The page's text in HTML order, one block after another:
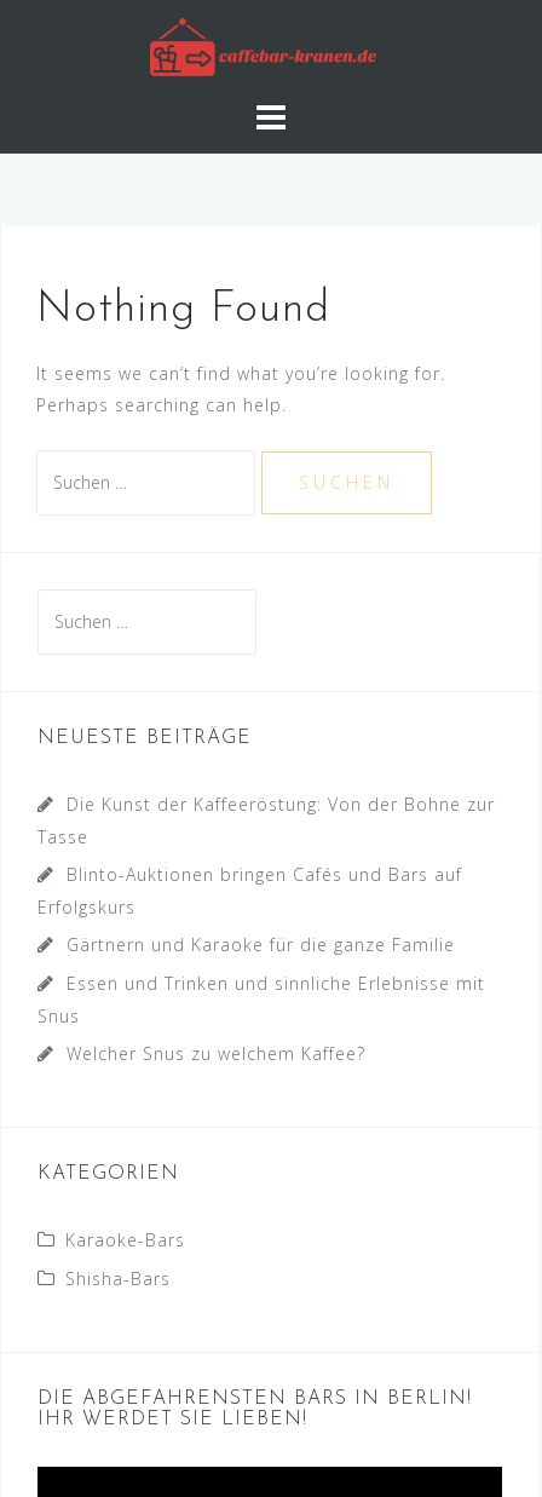
Nothing Found
It seems we can’t find what you’re looking for.
Perhaps searching can help.
nach:
nach:
NEUESTE BEITRÄGE
Die Kunst der Kaffeeröstung: Von der Bohne zur
Tasse
Blinto-Auktionen bringen Cafés und Bars auf
Erfolgskurs
Gärtnern und Karaoke für die ganze Familie
Essen und Trinken und sinnliche Erlebnisse mit
Snus
Welcher Snus zu welchem Kaffee?
KATEGORIEN
Karaoke-Bars
Shisha-Bars
DIE ABGEFAHRENSTEN BARS IN BERLIN!
IHR WERDET SIE LIEBEN!